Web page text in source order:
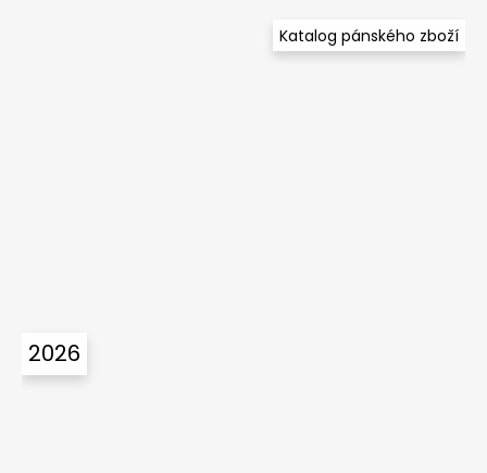
Katalog pánského zboží
2026